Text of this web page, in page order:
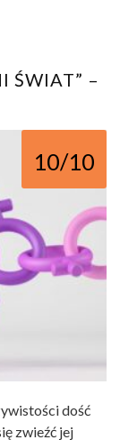
ŚWIAT” –
10/10
dość
zwieźć jej